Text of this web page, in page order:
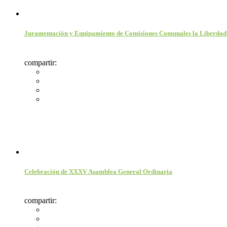
Juramentación y Equipamiento de Comisiones Comunales la
compartir:
Celebración de XXXV Asamblea General Ordinaria
compartir: